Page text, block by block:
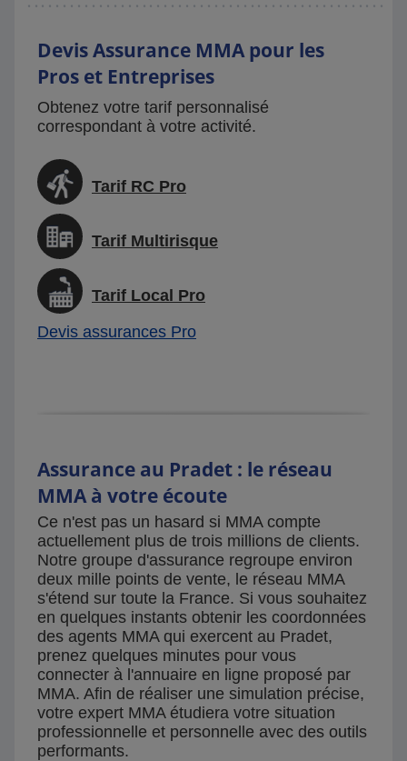
Devis Assurance MMA pour les
Pros et Entreprises
Obtenez votre tarif personnalisé
correspondant à votre activité.
Tarif RC Pro
Tarif Multirisque
Tarif Local Pro
Devis assurances Pro
Assurance au Pradet : le réseau
MMA à votre écoute
Ce n'est pas un hasard si MMA compte
actuellement plus de trois millions de clients.
Notre groupe d'assurance regroupe environ
deux mille points de vente, le réseau MMA
s'étend sur toute la France. Si vous souhaitez
en quelques instants obtenir les coordonnées
des agents MMA qui exercent au Pradet,
prenez quelques minutes pour vous
connecter à l'annuaire en ligne proposé par
MMA. Afin de réaliser une simulation précise,
votre expert MMA étudiera votre situation
professionnelle et personnelle avec des outils
performants.